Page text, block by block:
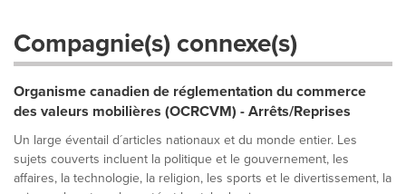
Compagnie(s) connexe(s)
Organisme canadien de réglementation du commerce
des valeurs mobilières (OCRCVM) - Arrêts/Reprises
Un large éventail d´articles nationaux et du monde entier. Les
sujets couverts incluent la politique et le gouvernement, les
affaires, la technologie, la religion, les sports et le divertissement, la